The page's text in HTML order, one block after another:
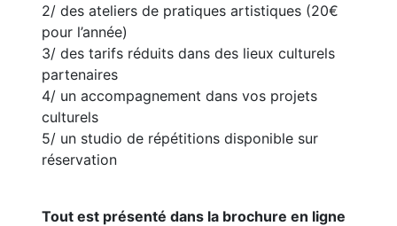
2/ des ateliers de pratiques artistiques (20€
pour l’année)
3/ des tarifs réduits dans des lieux culturels
partenaires
4/ un accompagnement dans vos projets
culturels
5/ un studio de répétitions disponible sur
réservation
Tout est présenté dans la brochure en ligne